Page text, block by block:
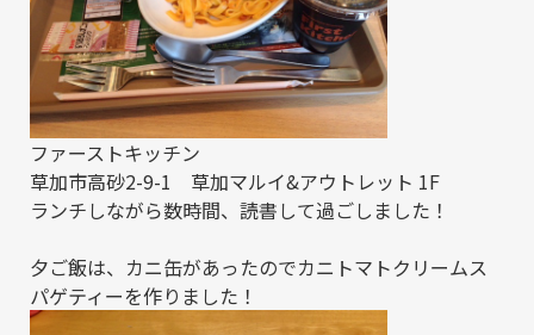
ファーストキッチン
草加市高砂2-9-1 草加マルイ&アウトレット 1F
ランチしながら数時間、読書して過ごしました！
夕ご飯は、カニ缶があったのでカニトマトクリームス
パゲティーを作りました！